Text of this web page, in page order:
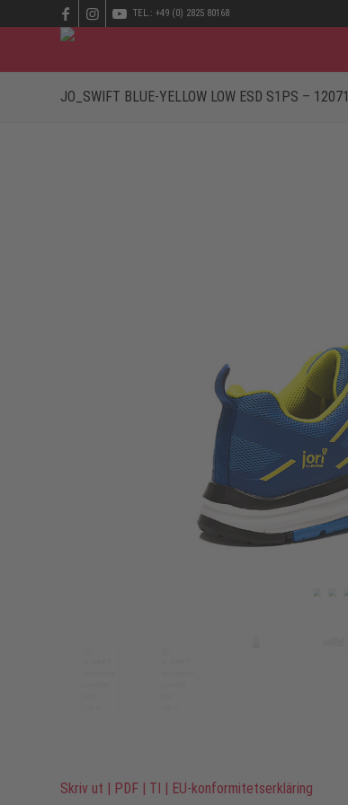
TEL.: +49 (0) 2825 80168
JO_SWIFT BLUE-YELLOW LOW ESD S1PS – 12071
Skriv ut | PDF | TI | EU-konformitetserkläring